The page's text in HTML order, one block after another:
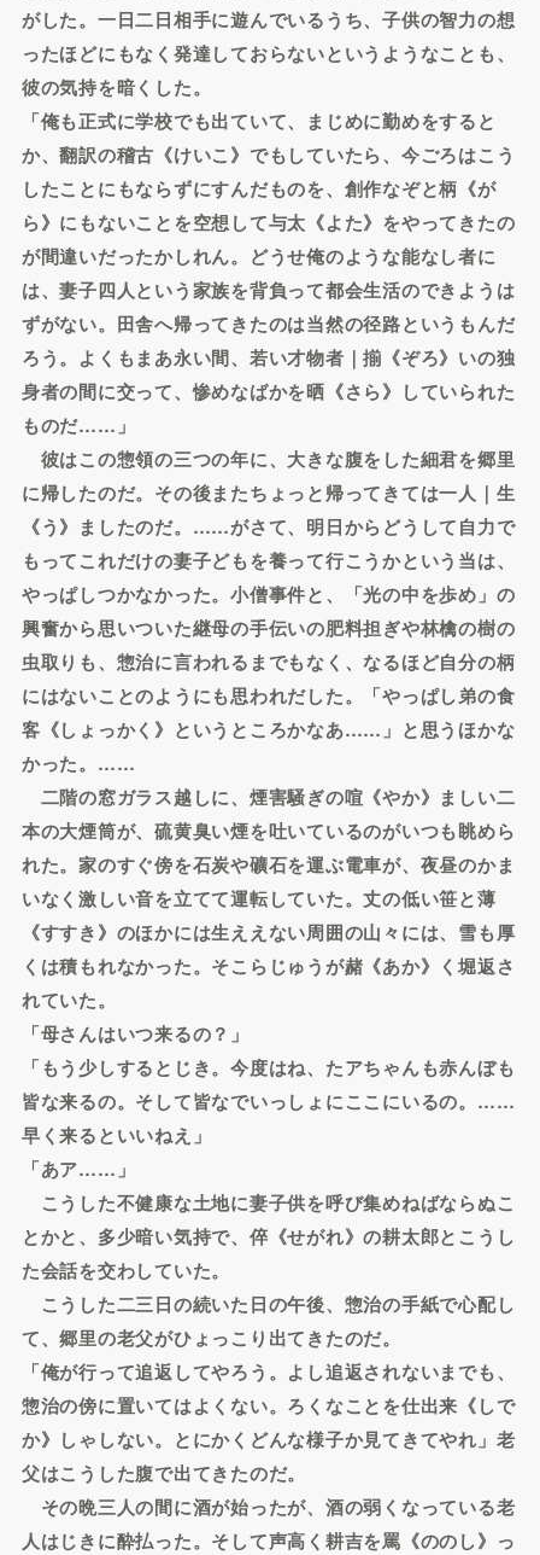
がした。一日二日相手に遊んでいるうち、子供の智力の想
ったほどにもなく発達しておらないというようなことも、
彼の気持を暗くした。
「俺も正式に学校でも出ていて、まじめに勤めをすると
か、翻訳の稽古《けいこ》でもしていたら、今ごろはこう
したことにもならずにすんだものを、創作なぞと柄《が
ら》にもないことを空想して与太《よた》をやってきたの
が間違いだったかしれん。どうせ俺のような能なし者に
は、妻子四人という家族を背負って都会生活のできようは
ずがない。田舎へ帰ってきたのは当然の径路というもんだ
ろう。よくもまあ永い間、若い才物者｜揃《ぞろ》いの独
身者の間に交って、惨めなばかを晒《さら》していられた
ものだ……」
彼はこの惣領の三つの年に、大きな腹をした細君を郷里
に帰したのだ。その後またちょっと帰ってきては一人｜生
《う》ましたのだ。……がさて、明日からどうして自力で
もってこれだけの妻子どもを養って行こうかという当は、
やっぱしつかなかった。小僧事件と、「光の中を歩め」の
興奮から思いついた継母の手伝いの肥料担ぎや林檎の樹の
虫取りも、惣治に言われるまでもなく、なるほど自分の柄
にはないことのようにも思われだした。「やっぱし弟の食
客《しょっかく》というところかなあ……」と思うほかな
かった。……
二階の窓ガラス越しに、煙害騒ぎの喧《やか》ましい二
本の大煙筒が、硫黄臭い煙を吐いているのがいつも眺めら
れた。家のすぐ傍を石炭や礦石を運ぶ電車が、夜昼のかま
いなく激しい音を立てて運転していた。丈の低い笹と薄
《すすき》のほかには生ええない周囲の山々には、雪も厚
くは積もれなかった。そこらじゅうが赭《あか》く堀返さ
れていた。
「母さんはいつ来るの？」
「もう少しするとじき。今度はね、たアちゃんも赤んぼも
皆な来るの。そして皆なでいっしょにここにいるの。……
早く来るといいねえ」
「あア……」
こうした不健康な土地に妻子供を呼び集めねばならぬこ
とかと、多少暗い気持で、倅《せがれ》の耕太郎とこうし
た会話を交わしていた。
こうした二三日の続いた日の午後、惣治の手紙で心配し
て、郷里の老父がひょっこり出てきたのだ。
「俺が行って追返してやろう。よし追返されないまでも、
惣治の傍に置いてはよくない。ろくなことを仕出来《しで
か》しゃしない。とにかくどんな様子か見てきてやれ」老
父はこうした腹で出てきたのだ。
その晩三人の間に酒が始ったが、酒の弱くなっている老
人はじきに酔払った。そして声高く耕吉を罵《ののし》っ